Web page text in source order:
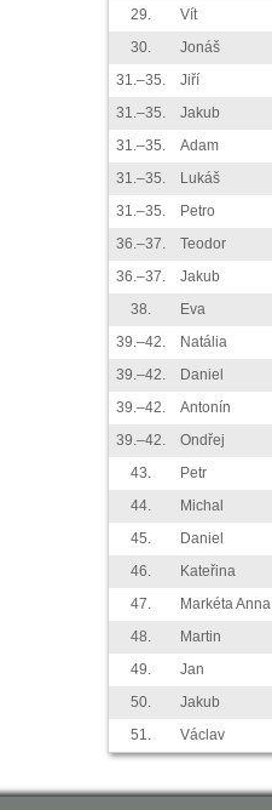
29.
Vít
30.
Jonáš
31.–35.
Jiří
31.–35.
Jakub
31.–35.
Adam
31.–35.
Lukáš
31.–35.
Petro
36.–37.
Teodor
36.–37.
Jakub
38.
Eva
39.–42.
Natália
39.–42.
Daniel
39.–42.
Antonín
39.–42.
Ondřej
43.
Petr
44.
Michal
45.
Daniel
46.
Kateřina
47.
Markéta Anna
48.
Martin
49.
Jan
50.
Jakub
51.
Václav